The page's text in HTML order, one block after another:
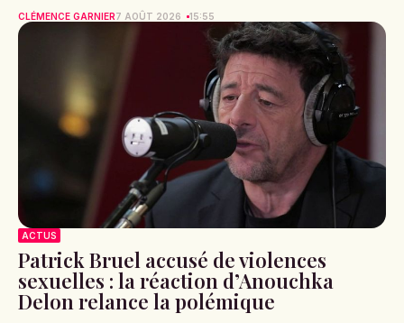
CLÉMENCE GARNIER7 AOÛT 2026 15:55
ACTUS
Patrick Bruel accusé de violences
sexuelles : la réaction d’Anouchka
Delon relance la polémique